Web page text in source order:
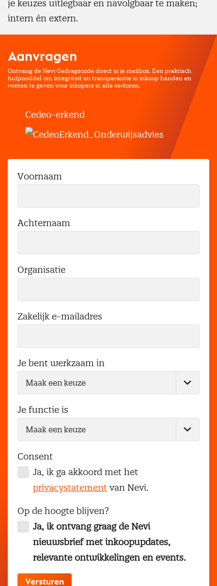
je keuzes uitlegbaar en navolgbaar te maken;
intern én extern.
Aanvragen
Ontvang de Nevi Gedragscode direct in je mailbox. Een praktisch
hulpmiddel om integriteit en transparantie in inkoop handen en
voeten te geven voor inkopers in alle sectoren.
Cedeo-erkend
Voornaam
Achternaam
Organisatie
Zakelijk e-mailadres
Je bent werkzaam in
Je functie is
Consent
Ja, ik ga akkoord met het
privacystatement van Nevi.
Op de hoogte blijven?
Ja, ik ontvang graag de Nevi
nieuwsbrief met inkoopupdates,
relevante ontwikkelingen en events.